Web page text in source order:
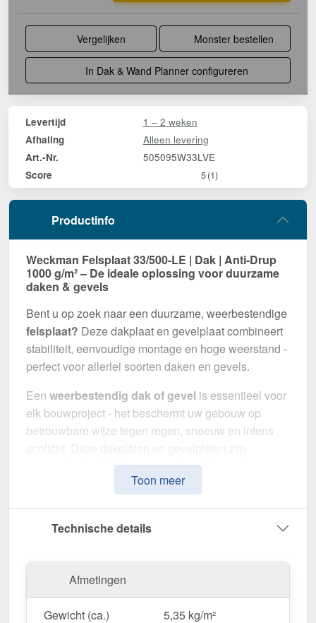
Vergelijken Monster bestellen
In Dak & Wand Planner configureren
Levertijd 1 – 2 weken
Afhaling Alleen levering
Art.-Nr. 505095W33LVE
Score 5(1)
Productinfo
Weckman Felsplaat 33/500-LE | Dak | Anti-Drup
1000 g/m² – De ideale oplossing voor duurzame
daken & gevels
Bent u op zoek naar een duurzame, weerbestendige
felsplaat? Deze dakplaat en gevelplaat combineert
stabiliteit, eenvoudige montage en hoge weerstand -
perfect voor allerlei soorten daken en gevels.
Een weerbestendig dak of gevel is essentieel voor
elk bouwproject - het beschermt uw gebouw op
betrouwbare wijze tegen regen, sneeuw en intens
speciaal ontwikkeld om eenrobuuste en duurzame
dak- & wandoplossingte bieden. Het maakt indruk
mm, biedt het een robuuste dak- en wandoplossing.
plaatbreedte van 54,8 cm
werkende breedte van 50 cmmaken een snelle en
efficiënte montage mogelijk. Dankzij de
Toon meer
Technische details
Afmetingen
Gewicht (ca.)
5,35 kg/m²